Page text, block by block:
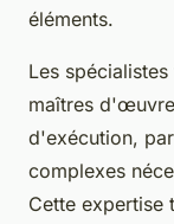
éléments.
Les
maîtres
d'exécution,
complexes
Cette expertise